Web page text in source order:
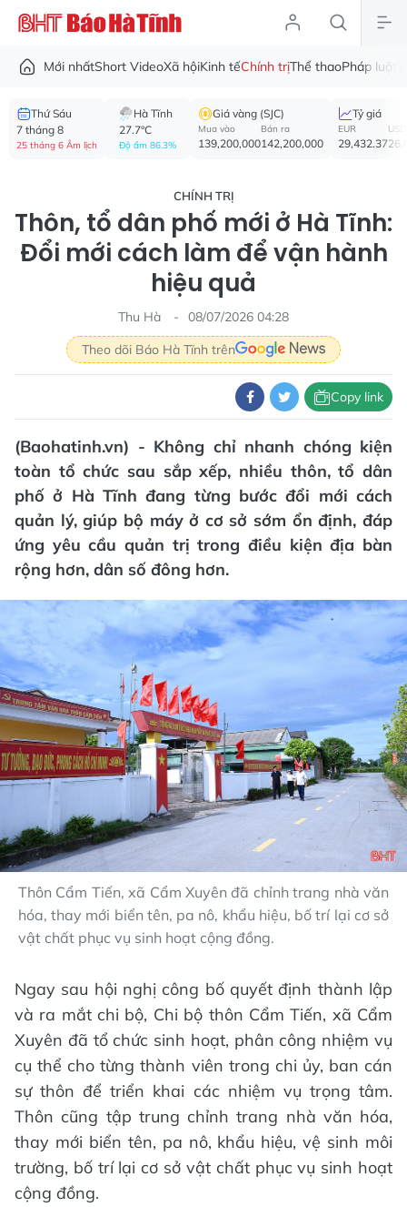
Mới nhấtShort VideoXã hộiKinh tếChính trịThể thaoPháp luật
Thứ Sáu
7 tháng 8
25 tháng 6 Âm lịch
Hà Tĩnh
27.7°C
Độ ẩm 86.3%
Giá vàng (SJC)
Mua vào
139,200,000
Bán ra
142,200,000
Tỷ giá
EUR
29,432.37
USD
CHÍNH TRỊ
Thôn, tổ dân phố mới ở Hà Tĩnh:
Đổi mới cách làm để vận hành
hiệu quả
Thu Hà
08/07/2026 04:28
Theo dõi Báo Hà Tĩnh trên
Copy link
(Baohatinh.vn) - Không chỉ nhanh chóng kiện
toàn tổ chức sau sắp xếp, nhiều thôn, tổ dân
phố ở Hà Tĩnh đang từng bước đổi mới cách
quản lý, giúp bộ máy ở cơ sở sớm ổn định, đáp
ứng yêu cầu quản trị trong điều kiện địa bàn
rộng hơn, dân số đông hơn.
Thôn Cẩm Tiến, xã Cẩm Xuyên đã chỉnh trang nhà văn
hóa, thay mới biển tên, pa nô, khẩu hiệu, bố trí lại cơ sở
vật chất phục vụ sinh hoạt cộng đồng.
Ngay sau hội nghị công bố quyết định thành lập
và ra mắt chi bộ, Chi bộ thôn Cẩm Tiến, xã Cẩm
Xuyên đã tổ chức sinh hoạt, phân công nhiệm vụ
cụ thể cho từng thành viên trong chi ủy, ban cán
sự thôn để triển khai các nhiệm vụ trọng tâm.
Thôn cũng tập trung chỉnh trang nhà văn hóa,
thay mới biển tên, pa nô, khẩu hiệu, vệ sinh môi
trường, bố trí lại cơ sở vật chất phục vụ sinh hoạt
cộng đồng.